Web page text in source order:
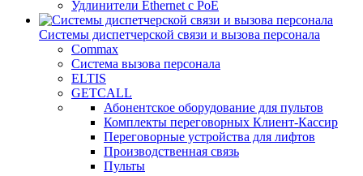
Удлинители Ethernet с PoE
Системы диспетчерской связи и вызова персонала
Commax
Cистема вызова персонала
ELTIS
GETCALL
Абонентское оборудование для пультов
Комплекты переговорных Клиент-Кассир
Переговорные устройства для лифтов
Производственная связь
Пульты